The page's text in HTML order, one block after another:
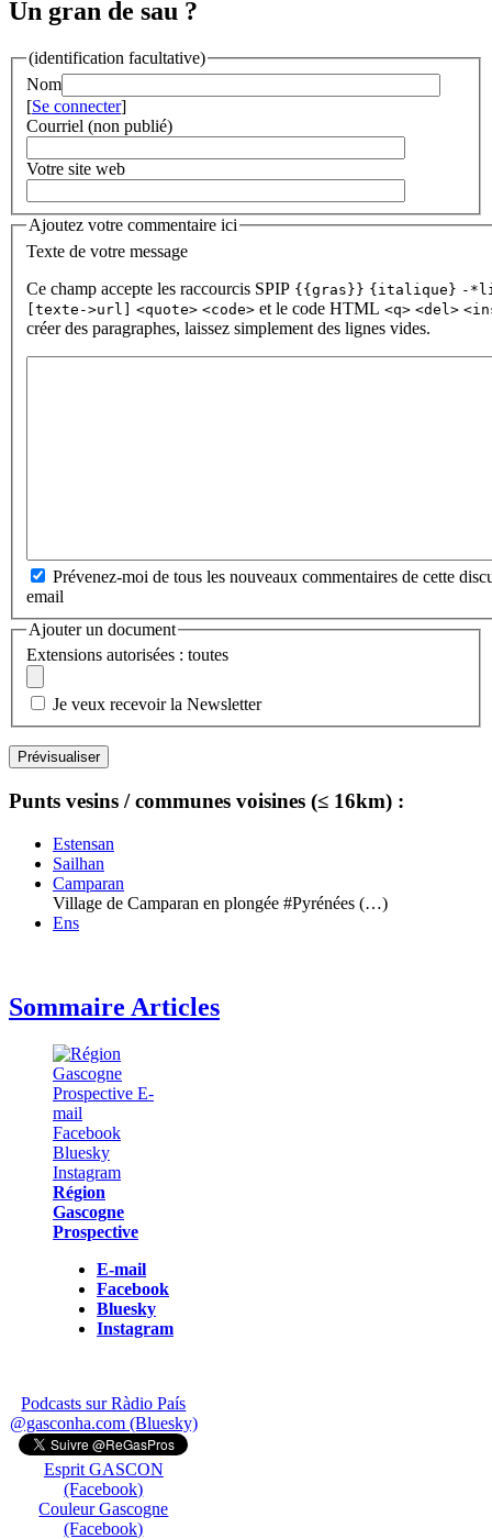
Un gran de sau ?
(identification facultative)
Nom
[Se connecter]
Courriel (non publié)
Votre site web
Ajoutez votre commentaire ici
Texte de votre message
Ce champ accepte les raccourcis SPIP {{gras}} {italique} -
[texte->url] <quote> <code> et le code HTML <q> <del>
créer des paragraphes, laissez simplement des lignes vides.
Prévenez-moi de tous les nouveaux commentaires de cette
email
Ajouter un document
Extensions autorisées : toutes
Je veux recevoir la Newsletter
Punts vesins / communes voisines (≤ 16km) :
Estensan
Sailhan
Camparan
Village de Camparan en plongée #Pyrénées (…)
Ens
Sommaire Articles
Région
Gascogne
Prospective
E-mail
Facebook
Bluesky
Instagram
Podcasts sur Ràdio País
@gasconha.com (Bluesky)
Esprit GASCON
(Facebook)
Couleur Gascogne
(Facebook)